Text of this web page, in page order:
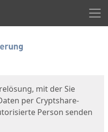
mit der Sie
per Cryptshare-
Person senden